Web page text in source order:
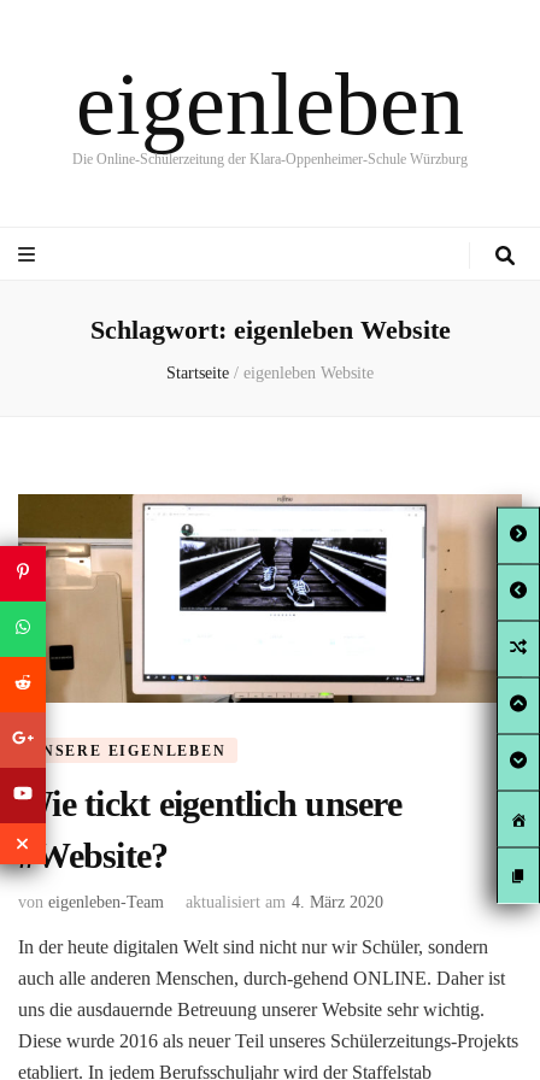
eigenleben
Die Online-Schülerzeitung der Klara-Oppenheimer-Schule Würzburg
Schlagwort: eigenleben Website
Startseite / eigenleben Website
UNSERE EIGENLEBEN
Wie tickt eigentlich unsere
#Website?
von eigenleben-Team aktualisiert am 4. März 2020
In der heute digitalen Welt sind nicht nur wir Schüler, sondern
auch alle anderen Menschen, durch-gehend ONLINE. Daher ist
uns die ausdauernde Betreuung unserer Website sehr wichtig.
Diese wurde 2016 als neuer Teil unseres Schülerzeitungs-Projekts
etabliert. In jedem Berufsschuljahr wird der Staffelstab